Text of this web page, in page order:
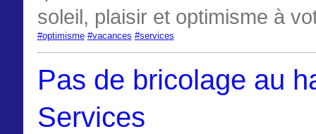
soleil, plaisir et optimisme à
‪#‎optimisme‬ ‪#‎vacances‬ ‪#‎services‬
Pas de bricolage au
Services